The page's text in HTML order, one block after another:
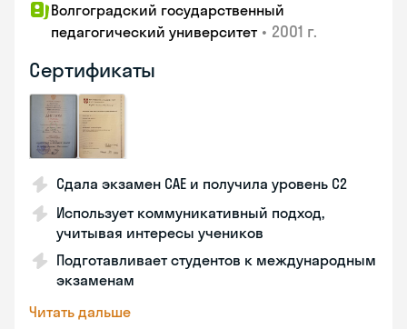
Волгоградский государственный
педагогический университет • 2001 г.
Сертификаты
Сдала экзамен CAE и получила уровень С2
Использует коммуникативный подход,
учитывая интересы учеников
Подготавливает студентов к международным
экзаменам
Читать дальше